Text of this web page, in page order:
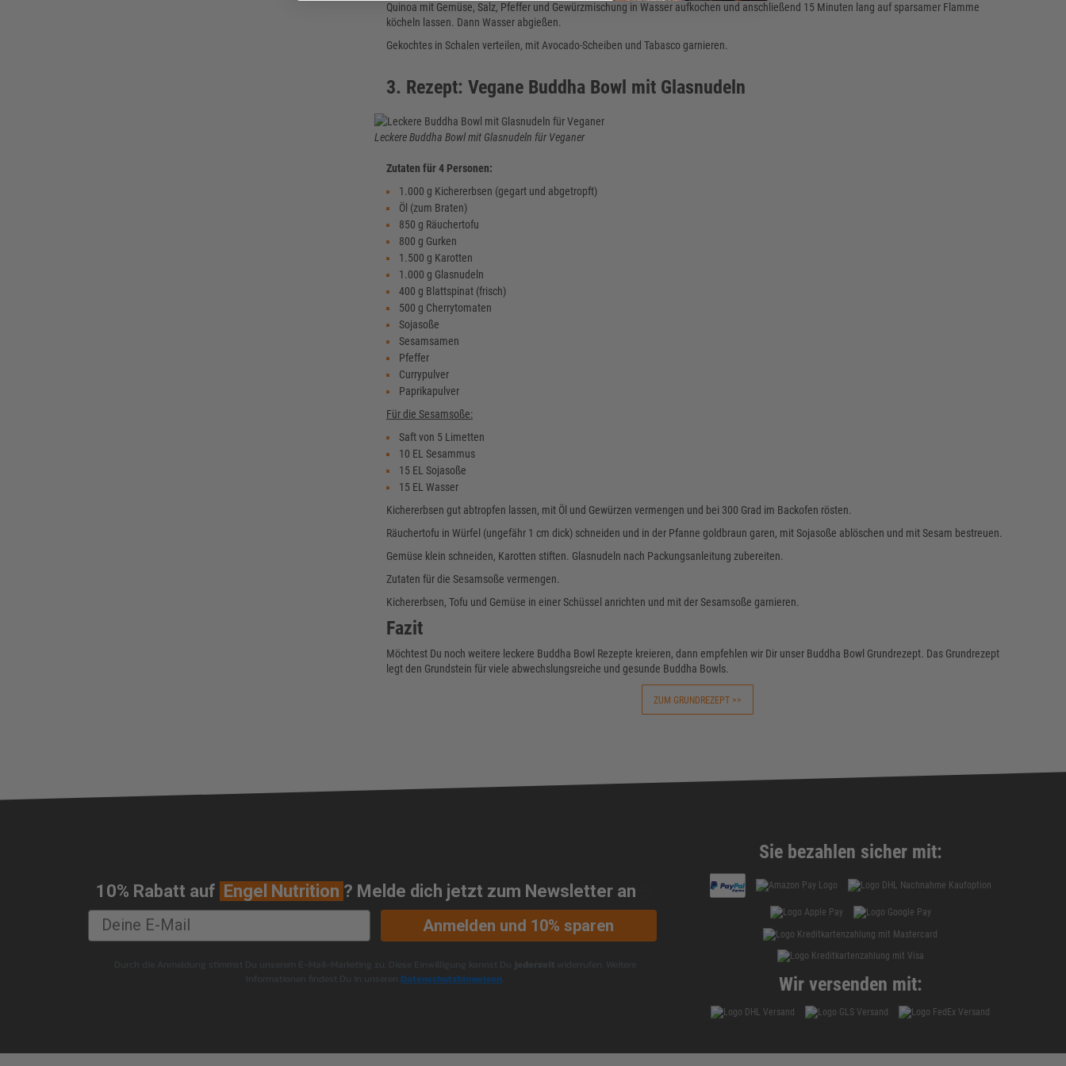
Quinoa mit Gemüse, Salz, Pfeffer und Gewürzmischung in Wasser aufkochen und anschließend 15 Minuten lang auf sparsamer Flamme
köcheln lassen. Dann Wasser abgießen.
Gekochtes in Schalen verteilen, mit Avocado-Scheiben und Tabasco garnieren.
3. Rezept: Vegane Buddha Bowl mit Glasnudeln
Leckere Buddha Bowl mit Glasnudeln für Veganer
Zutaten für 4 Personen:
1.000 g Kichererbsen (gegart und abgetropft)
Öl (zum Braten)
850 g Räuchertofu
800 g Gurken
1.500 g Karotten
1.000 g Glasnudeln
400 g Blattspinat (frisch)
500 g Cherrytomaten
Sojasoße
Sesamsamen
Pfeffer
Currypulver
Paprikapulver
Für die Sesamsoße:
Saft von 5 Limetten
10 EL Sesammus
15 EL Sojasoße
15 EL Wasser
Kichererbsen gut abtropfen lassen, mit Öl und Gewürzen vermengen und bei 300 Grad im Backofen rösten.
Räuchertofu in Würfel (ungefähr 1 cm dick) schneiden und in der Pfanne goldbraun garen, mit Sojasoße ablöschen und mit Sesam bestreuen.
Gemüse klein schneiden, Karotten stiften. Glasnudeln nach Packungsanleitung zubereiten.
Zutaten für die Sesamsoße vermengen.
Kichererbsen, Tofu und Gemüse in einer Schüssel anrichten und mit der Sesamsoße garnieren.
Fazit
Möchtest Du noch weitere leckere Buddha Bowl Rezepte kreieren, dann empfehlen wir Dir unser Buddha Bowl Grundrezept. Das Grundrezept
legt den Grundstein für viele abwechslungsreiche und gesunde Buddha Bowls.
ZUM GRUNDREZEPT >>
10% Rabatt auf Engel Nutrition ? Melde dich jetzt zum Newsletter an
Anmelden und 10% sparen
Datenschutzhinweisen
Sie bezahlen sicher mit:
Wir versenden mit: